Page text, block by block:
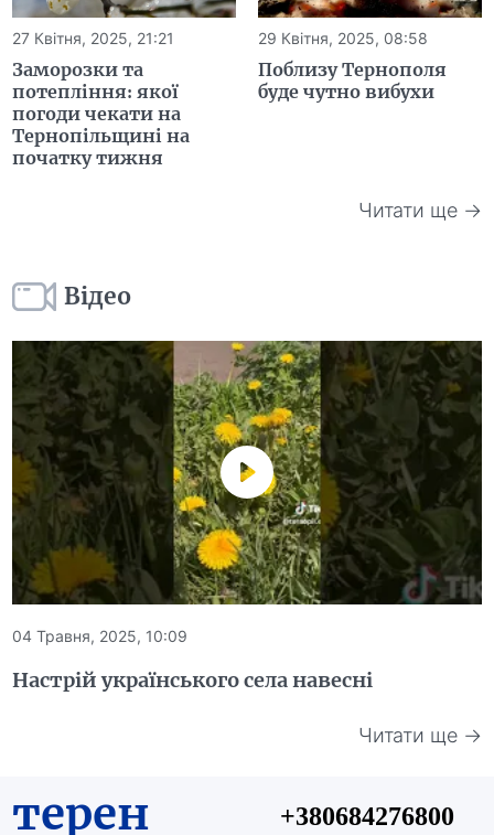
27 Квітня, 2025, 21:21
Заморозки та
потепління: якої
погоди чекати на
Тернопільщині на
початку тижня
29 Квітня, 2025, 08:58
Поблизу Тернополя
буде чутно вибухи
Читати ще →
Відео
04 Травня, 2025, 10:09
Настрій українського села навесні
Читати ще →
терен +380684276800